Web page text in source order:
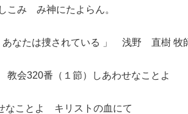
こみ み神にたよらん。
なたは捜されている 」 浅野 直樹 牧
会320番（１節）しあわせなことよ
なことよ キリストの血にて